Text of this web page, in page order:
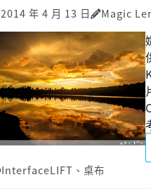
2014 年 4 月 13 日 Magic
InterfaceLIFT 、 桌布